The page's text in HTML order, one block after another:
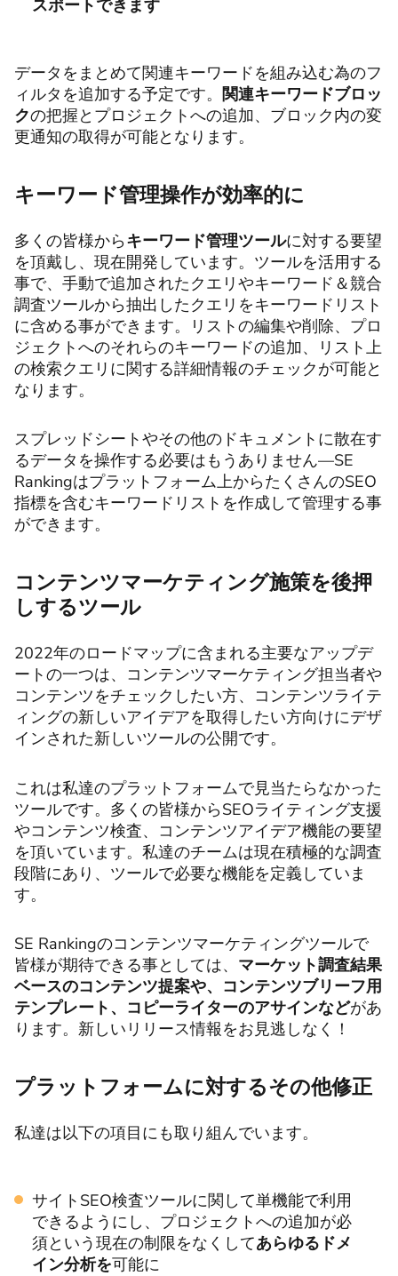
スポートできます
データをまとめて関連キーワードを組み込む為のフ
ィルタを追加する予定です。 関連キーワードブロッ
クの把握とプロジェクトへの追加、ブロック内の変
更通知の取得が可能となります。
キーワード管理操作が効率的に
多くの皆様からキーワード管理ツールに対する要望
を頂戴し、現在開発しています。ツールを活用する
事で、手動で追加されたクエリやキーワード＆競合
調査ツールから抽出したクエリをキーワードリスト
に含める事ができます。リストの編集や削除、プロ
ジェクトへのそれらのキーワードの追加、リスト上
の検索クエリに関する詳細情報のチェックが可能と
なります。
スプレッドシートやその他のドキュメントに散在す
るデータを操作する必要はもうありません—SE
Rankingはプラットフォーム上からたくさんのSEO
指標を含むキーワードリストを作成して管理する事
ができます。
コンテンツマーケティング施策を後押
しするツール
2022年のロードマップに含まれる主要なアップデ
ートの一つは、コンテンツマーケティング担当者や
コンテンツをチェックしたい方、コンテンツライテ
ィングの新しいアイデアを取得したい方向けにデザ
インされた新しいツールの公開です。
これは私達のプラットフォームで見当たらなかった
ツールです。多くの皆様からSEOライティング支援
やコンテンツ検査、コンテンツアイデア機能の要望
を頂いています。私達のチームは現在積極的な調査
段階にあり、ツールで必要な機能を定義していま
す。
SE Rankingのコンテンツマーケティングツールで
皆様が期待できる事としては、 マーケット調査結果
ベースのコンテンツ提案や、コンテンツブリーフ用
テンプレート、コピーライターのアサインなどがあ
ります。新しいリリース情報をお見逃しなく！
プラットフォームに対するその他修正
私達は以下の項目にも取り組んでいます。
サイトSEO検査ツールに関して単機能で利用
できるようにし、プロジェクトへの追加が必
須という現在の制限をなくしてあらゆるドメ
イン分析を可能に